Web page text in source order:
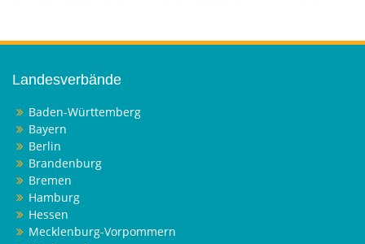
Landesverbände
Baden-Württemberg
Bayern
Berlin
Brandenburg
Bremen
Hamburg
Hessen
Mecklenburg-Vorpommern